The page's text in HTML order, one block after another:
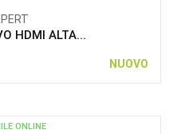
HDMI ALTA...
NUOVO
ONLINE